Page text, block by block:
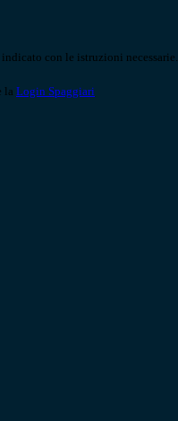
con le istruzioni necessarie.
la Login Spaggiari